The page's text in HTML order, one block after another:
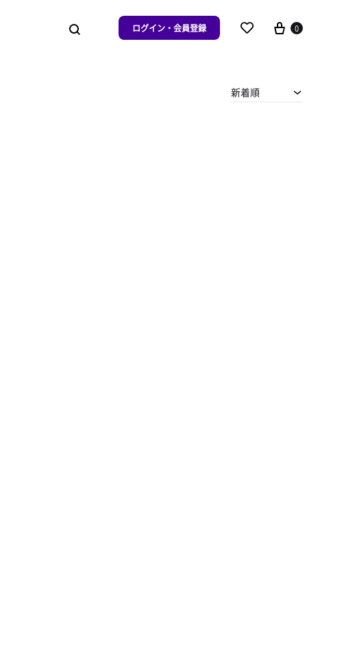
ログイン・会員登録 0
新着順